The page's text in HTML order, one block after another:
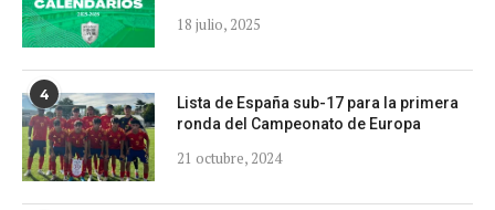
18 julio, 2025
4
Lista de España sub-17 para la primera
ronda del Campeonato de Europa
21 octubre, 2024